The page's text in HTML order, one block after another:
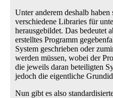
Unter anderem deshalb
verschiedene Libraries für
herausgebildet. Das bedeutet
erstelltes Programm
System geschrieben oder
werden müssen, wobei der
die jeweils daran beteiligten
jedoch die eigentliche
Nun gibt es also